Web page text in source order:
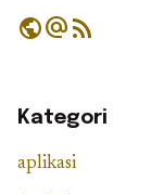
publicalternate_emailrss_feed
Kategori
aplikasi